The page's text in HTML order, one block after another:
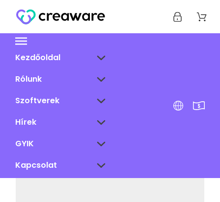
Kezdőoldal
Rólunk
Szoftverek
Hírek
GYIK
Kapcsolat